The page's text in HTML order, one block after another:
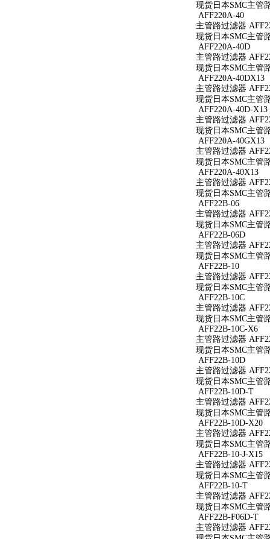
现货日本SMC主管
AFF220A-40
主管路过滤器
现货日本SMC主管
AFF220A-40D
主管路过滤器
现货日本SMC主管
AFF220A-40DX13
主管路过滤器
现货日本SMC主管
AFF220A-40D-X13
主管路过滤器
现货日本SMC主管
AFF220A-40GX13
主管路过滤器
现货日本SMC主管
AFF220A-40X13
主管路过滤器
现货日本SMC主管
AFF22B-06
主管路过滤器
现货日本SMC主管
AFF22B-06D
主管路过滤器
现货日本SMC主管
AFF22B-10
主管路过滤器
现货日本SMC主管
AFF22B-10C
主管路过滤器
现货日本SMC主管
AFF22B-10C-X6
主管路过滤器
现货日本SMC主管
AFF22B-10D
主管路过滤器
现货日本SMC主管
AFF22B-10D-T
主管路过滤器
现货日本SMC主管
AFF22B-10D-X20
主管路过滤器
现货日本SMC主管
AFF22B-10-J-X15
主管路过滤器
现货日本SMC主管
AFF22B-10-T
主管路过滤器
现货日本SMC主管
AFF22B-F06D-T
主管路过滤器